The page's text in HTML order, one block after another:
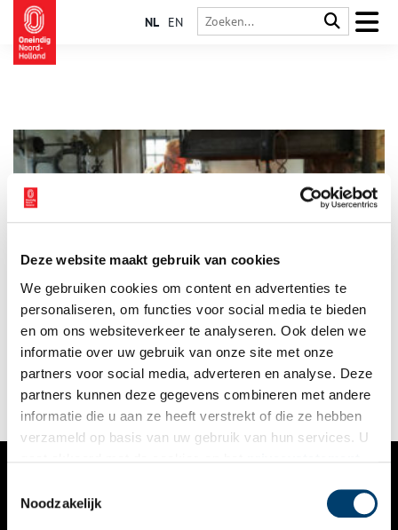
Deze website maakt gebruik van cookies
We gebruiken cookies om content en advertenties te
personaliseren, om functies voor social media te bieden
en om ons websiteverkeer te analyseren. Ook delen we
informatie over uw gebruik van onze site met onze
partners voor social media, adverteren en analyse. Deze
partners kunnen deze gegevens combineren met andere
informatie die u aan ze heeft verstrekt of die ze hebben
verzameld op basis van uw gebruik van hun services. U
Noodzakelijk
NL EN
Per 1 april gaan de musea die in wintersluiting zijn geweest
weer open! Dat geldt ook voor de Oudheidkamer, die als
vanouds van april t/m oktober te bezoeken is. Voor het knusse
museum in het centrum van Den Burg is versterking van de
vrijwilligersploeg heel welkom. Voor Museum Kaap Skil is een
vrijwillige smid een grote wens. Wie biedt zich aan?
1 min
VERHALEN